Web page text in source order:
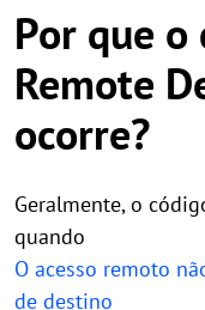
Por que
Remote
ocorre?
Geralmente, o
quando
O acesso remoto
de destino